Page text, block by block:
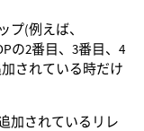
プ(例えば、
の2番目、3番目、4
されている時だけ
加されているリレ